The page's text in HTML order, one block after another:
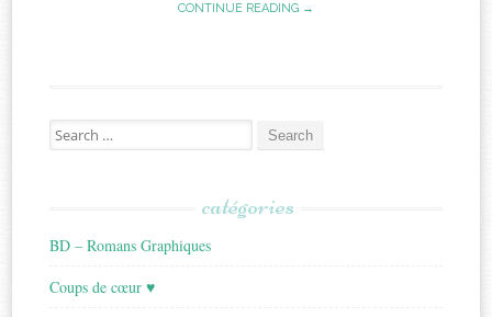
CONTINUE READING →
Search
for:
catégories
BD – Romans Graphiques
Coups de cœur ♥